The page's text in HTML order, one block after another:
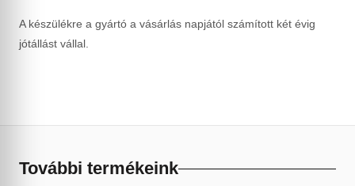
A készülékre a gyártó a vásárlás napjától számított két évig
jótállást vállal.
További termékeink